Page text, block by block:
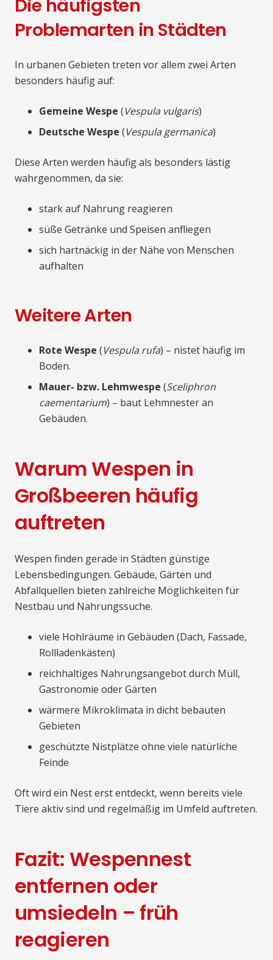
Die häufigsten
Problemarten in Städten
In urbanen Gebieten treten vor allem zwei Arten
besonders häufig auf:
Gemeine Wespe (Vespula vulgaris)
Deutsche Wespe (Vespula germanica)
Diese Arten werden häufig als besonders lästig
wahrgenommen, da sie:
stark auf Nahrung reagieren
süße Getränke und Speisen anfliegen
sich hartnäckig in der Nähe von Menschen
aufhalten
Weitere Arten
Rote Wespe (Vespula rufa) – nistet häufig im
Boden.
Mauer- bzw. Lehmwespe (Sceliphron
caementarium) – baut Lehmnester an
Gebäuden.
Warum Wespen in
Großbeeren häufig
auftreten
Wespen finden gerade in Städten günstige
Lebensbedingungen. Gebäude, Gärten und
Abfallquellen bieten zahlreiche Möglichkeiten für
Nestbau und Nahrungssuche.
viele Hohlräume in Gebäuden (Dach, Fassade,
Rollladenkästen)
reichhaltiges Nahrungsangebot durch Müll,
Gastronomie oder Gärten
wärmere Mikroklimata in dicht bebauten
Gebieten
geschützte Nistplätze ohne viele natürliche
Feinde
Oft wird ein Nest erst entdeckt, wenn bereits viele
Tiere aktiv sind und regelmäßig im Umfeld auftreten.
Fazit: Wespennest
entfernen oder
umsiedeln – früh
reagieren